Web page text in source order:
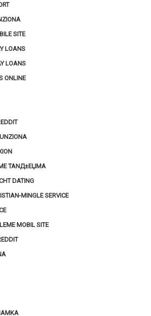
SITE
LOANS
LOANS
ONLINE
TANД±ЕЏMA
DATING
MINGLE SERVICE
MOBIL SITE